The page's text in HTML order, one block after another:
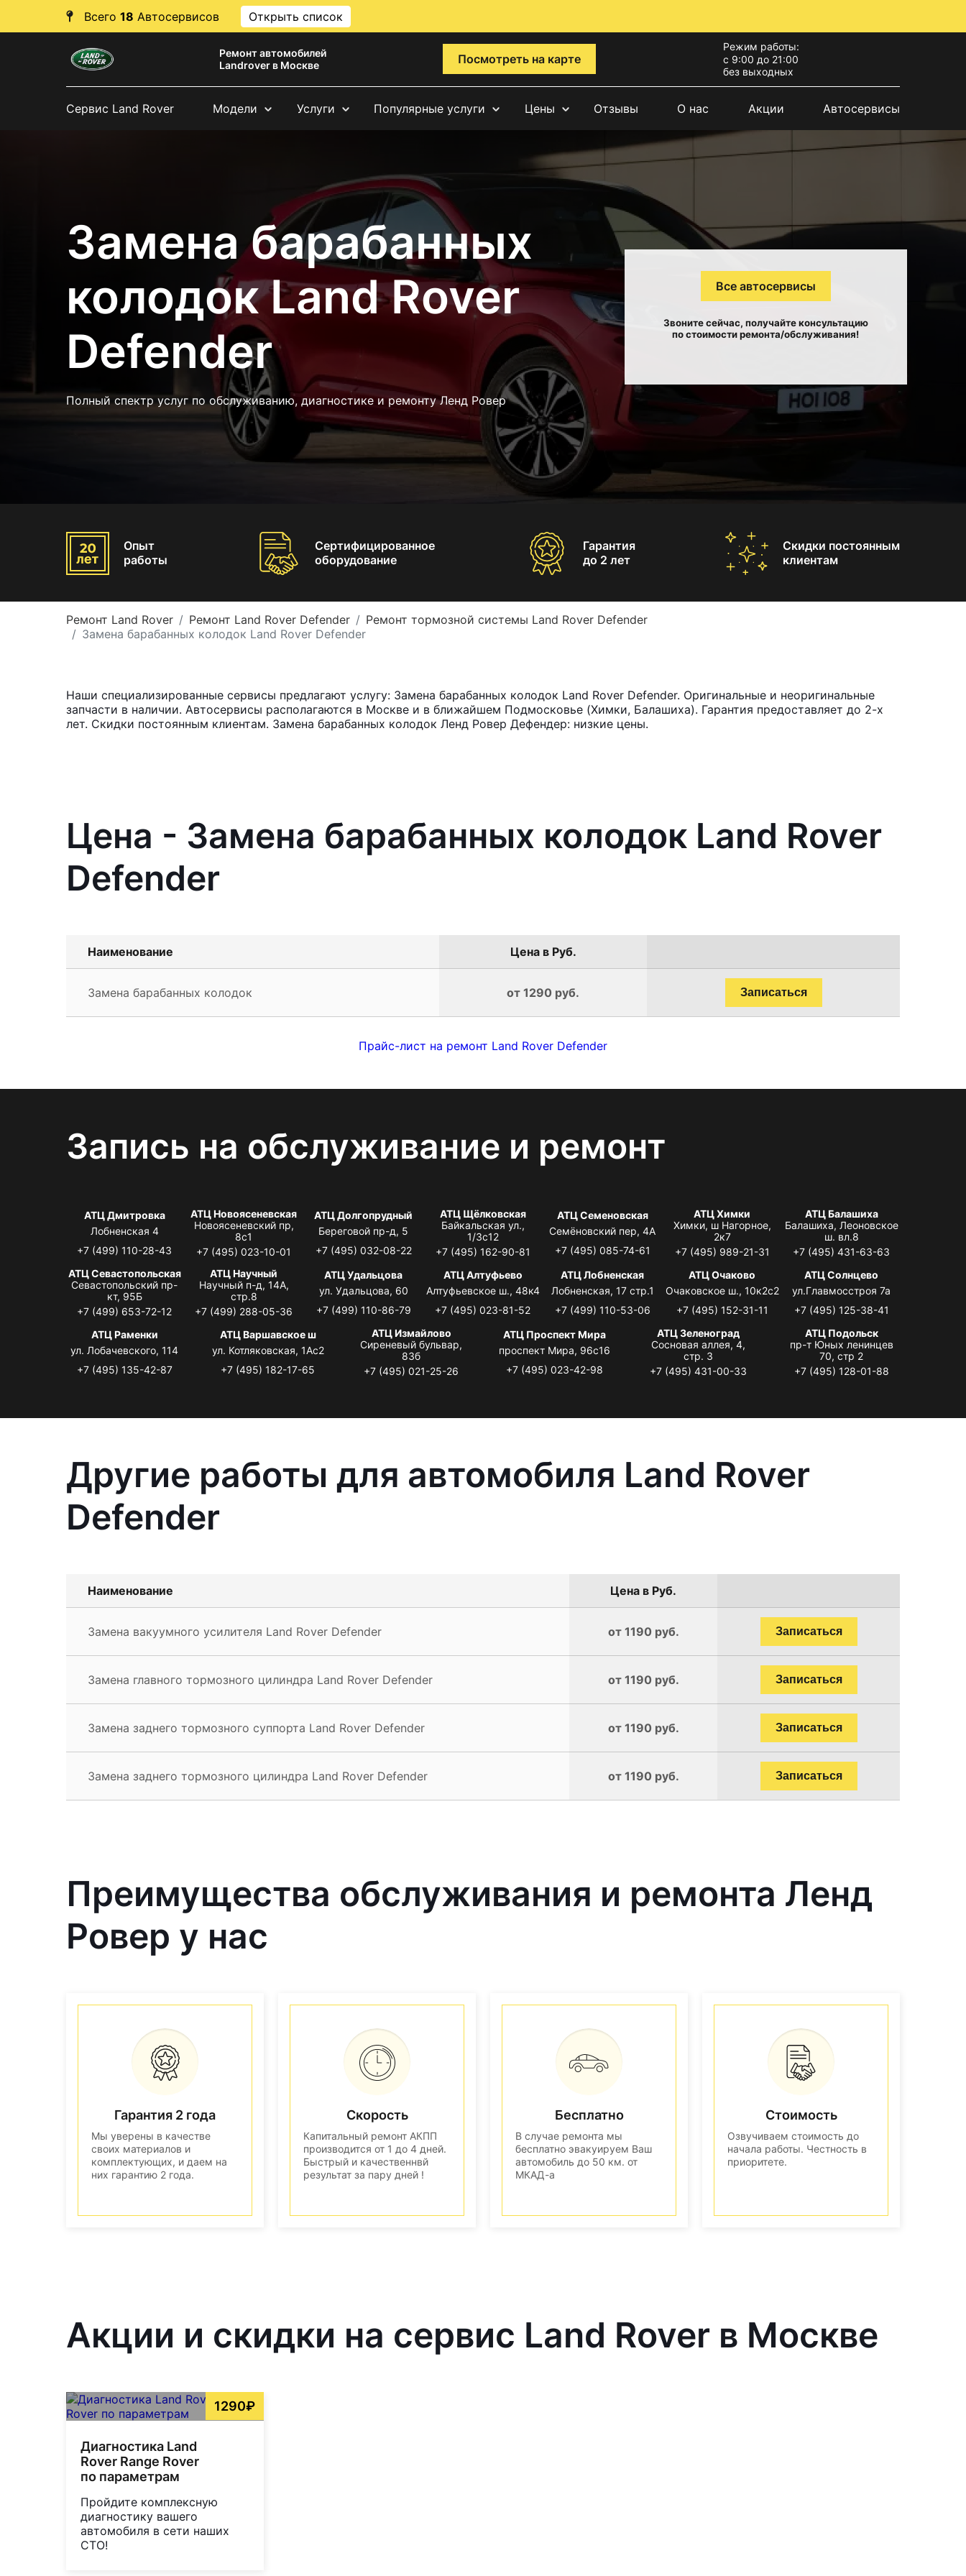
Всего 18 Автосервисов Открыть список
Ремонт автомобилей
Landrover в Москве
Посмотреть на карте
Режим работы:
с 9:00 до 21:00
без выходных
Сервис Land Rover Модели Услуги Популярные услуги Цены Отзывы О нас Акции Автосервисы
Замена барабанных
колодок Land Rover
Defender
Полный спектр услуг по обслуживанию, диагностике и ремонту Ленд Ровер
Все автосервисы
Звоните сейчас, получайте консультацию
по стоимости ремонта/обслуживания!
Опыт
работы
Сертифицированное
оборудование
Гарантия
до 2 лет
Скидки постоянным
клиентам
Ремонт Land Rover Ремонт Land Rover Defender
Ремонт тормозной системы Land Rover Defender
Замена барабанных колодок Land Rover Defender
Наши специализированные сервисы предлагают услугу: Замена барабанных колодок Land Rover Defender. Оригинальные и неоригинальные
запчасти в наличии. Автосервисы располагаются в Москве и в ближайшем Подмосковье (Химки, Балашиха). Гарантия предоставляет до 2-х
лет. Скидки постоянным клиентам. Замена барабанных колодок Ленд Ровер Дефендер: низкие цены.
Цена - Замена барабанных колодок Land Rover
Defender
Наименование Цена в Руб.
Замена барабанных колодок от 1290 руб. Записаться
Прайс-лист на ремонт Land Rover Defender
Запись на обслуживание и ремонт
АТЦ Дмитровка
Лобненская 4
+7 (499) 110-28-43
АТЦ Новоясеневская
Новоясеневский пр,
8с1
+7 (495) 023-10-01
АТЦ Долгопрудный
Береговой пр-д, 5
+7 (495) 032-08-22
АТЦ Щёлковская
Байкальская ул.,
1/3с12
+7 (495) 162-90-81
АТЦ Семеновская
Семёновский пер, 4А
+7 (495) 085-74-61
АТЦ Химки
Химки, ш Нагорное,
2к7
+7 (495) 989-21-31
АТЦ Балашиха
Балашиха, Леоновское
ш. вл.8
+7 (495) 431-63-63
АТЦ Севастопольская
Севастопольский пр-
кт, 95Б
+7 (499) 653-72-12
АТЦ Научный
Научный п-д, 14А,
стр.8
+7 (499) 288-05-36
АТЦ Удальцова
ул. Удальцова, 60
+7 (499) 110-86-79
АТЦ Алтуфьево
Алтуфьевское ш., 48к4
+7 (495) 023-81-52
АТЦ Лобненская
Лобненская, 17 стр.1
+7 (499) 110-53-06
АТЦ Очаково
Очаковское ш., 10к2с2
+7 (495) 152-31-11
АТЦ Солнцево
ул.Главмосстроя 7а
+7 (495) 125-38-41
АТЦ Раменки
ул. Лобачевского, 114
+7 (495) 135-42-87
АТЦ Варшавское ш
ул. Котляковская, 1Ас2
+7 (495) 182-17-65
АТЦ Измайлово
Сиреневый бульвар,
83б
+7 (495) 021-25-26
АТЦ Проспект Мира
проспект Мира, 96с16
+7 (495) 023-42-98
АТЦ Зеленоград
Сосновая аллея, 4,
стр. 3
+7 (495) 431-00-33
АТЦ Подольск
пр-т Юных ленинцев
70, стр 2
+7 (495) 128-01-88
Другие работы для автомобиля Land Rover
Defender
Наименование Цена в Руб.
Замена вакуумного усилителя Land Rover Defender от 1190 руб. Записаться
Замена главного тормозного цилиндра Land Rover Defender от 1190 руб. Записаться
Замена заднего тормозного суппорта Land Rover Defender от 1190 руб. Записаться
Замена заднего тормозного цилиндра Land Rover Defender от 1190 руб. Записаться
Преимущества обслуживания и ремонта Ленд
Ровер у нас
Гарантия 2 года
Мы уверены в качестве
своих материалов и
комплектующих, и даем на
них гарантию 2 года.
Скорость
Капитальный ремонт АКПП
производится от 1 до 4 дней.
Быстрый и качественнвй
результат за пару дней !
Бесплатно
В случае ремонта мы
бесплатно эвакуируем Ваш
автомобиль до 50 км. от
МКАД-а
Стоимость
Озвучиваем стоимость до
начала работы. Честность в
приоритете.
Акции и скидки на сервис Land Rover в Москве
1290₽
Диагностика Land
Rover Range Rover
по параметрам
Пройдите комплексную
диагностику вашего
автомобиля в сети наших
СТО!